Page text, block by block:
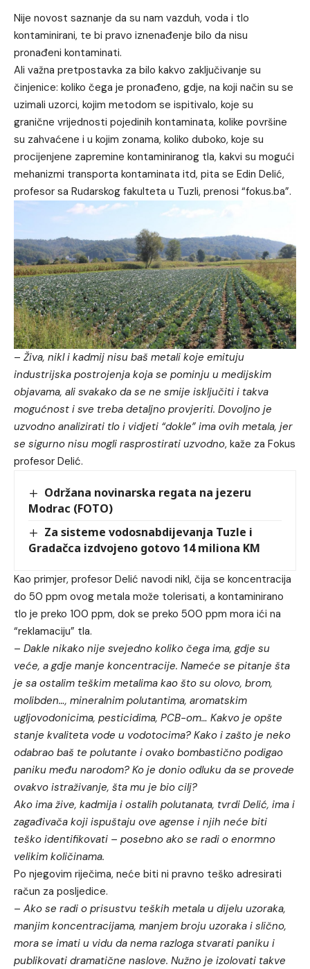
Nije novost saznanje da su nam vazduh, voda i tlo
kontaminirani, te bi pravo iznenađenje bilo da nisu
pronađeni kontaminati.
Ali važna pretpostavka za bilo kakvo zaključivanje su
činjenice: koliko čega je pronađeno, gdje, na koji način su se
uzimali uzorci, kojim metodom se ispitivalo, koje su
granične vrijednosti pojedinih kontaminata, kolike površine
su zahvaćene i u kojim zonama, koliko duboko, koje su
procijenjene zapremine kontaminiranog tla, kakvi su mogući
mehanizmi transporta kontaminata itd, pita se Edin Delić,
profesor sa Rudarskog fakulteta u Tuzli, prenosi “fokus.ba”.
– Živa, nikl i kadmij nisu baš metali koje emituju
industrijska postrojenja koja se pominju u medijskim
objavama, ali svakako da se ne smije isključiti i takva
mogućnost i sve treba detaljno provjeriti. Dovoljno je
uzvodno analizirati tlo i vidjeti “dokle” ima ovih metala, jer
se sigurno nisu mogli rasprostirati uzvodno, kaže za Fokus
profesor Delić.
Održana novinarska regata na jezeru
Modrac (FOTO)
Za sisteme vodosnabdijevanja Tuzle i
Gradačca izdvojeno gotovo 14 miliona KM
Kao primjer, profesor Delić navodi nikl, čija se koncentracija
do 50 ppm ovog metala može tolerisati, a kontaminirano
tlo je preko 100 ppm, dok se preko 500 ppm mora ići na
“reklamaciju” tla.
– Dakle nikako nije svejedno koliko čega ima, gdje su
veće, a gdje manje koncentracije. Nameće se pitanje šta
je sa ostalim teškim metalima kao što su olovo, brom,
molibden…, mineralnim polutantima, aromatskim
ugljovodonicima, pesticidima, PCB-om… Kakvo je opšte
stanje kvaliteta vode u vodotocima? Kako i zašto je neko
odabrao baš te polutante i ovako bombastično podigao
paniku među narodom? Ko je donio odluku da se provede
ovakvo istraživanje, šta mu je bio cilj?
Ako ima žive, kadmija i ostalih polutanata, tvrdi Delić, ima i
zagađivača koji ispuštaju ove agense i njih neće biti
teško identifikovati – posebno ako se radi o enormno
velikim količinama.
Po njegovim riječima, neće biti ni pravno teško adresirati
račun za posljedice.
– Ako se radi o prisustvu teških metala u dijelu uzoraka,
manjim koncentracijama, manjem broju uzoraka i slično,
mora se imati u vidu da nema razloga stvarati paniku i
publikovati dramatične naslove. Nužno je izolovati takve